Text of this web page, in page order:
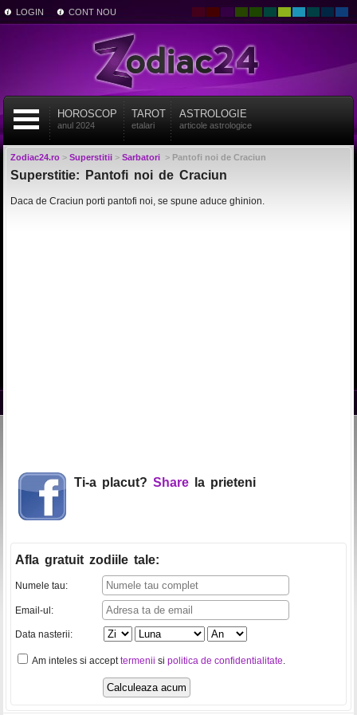
LOGIN CONT NOU
HOROSCOP
anul 2024
TAROT
etalari
ASTROLOGIE
articole astrologice
Zodiac24.ro> Superstitii> Sarbatori> Pantofi noi de Craciun
Superstitie: Pantofi noi de Craciun
Daca de Craciun porti pantofi noi, se spune aduce ghinion.
Ti-a placut? Share la prieteni
Afla gratuit zodiile tale:
Numele tau:
Email-ul:
Data nasterii:
Am inteles si accepttermenii si politica de confidentialitate.